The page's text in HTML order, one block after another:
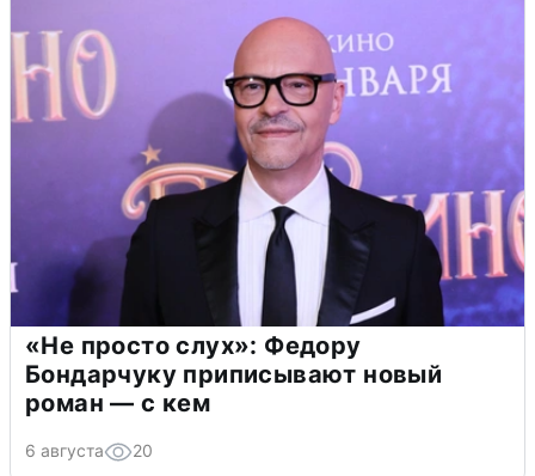
«Не просто слух»: Федору
Бондарчуку приписывают новый
роман — с кем
6 августа 20